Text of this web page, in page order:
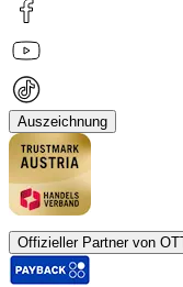
Auszeichnung
Offizieller Partner von